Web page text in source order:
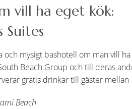
vill ha eget kök:
Suites
och mysigt bashotell om man vill
Beach Group och till deras
gratis drinkar till gäster
Beach